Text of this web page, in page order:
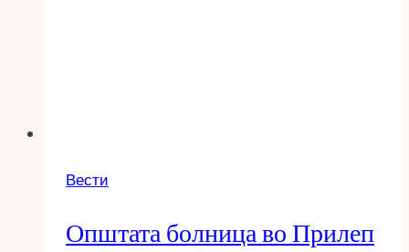
Вести
Општата болница во Прилеп